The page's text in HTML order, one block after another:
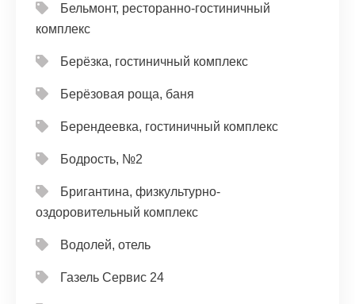
Бельмонт, ресторанно-гостиничный
комплекс
Берёзка, гостиничный комплекс
Берёзовая роща, баня
Берендеевка, гостиничный комплекс
Бодрость, №2
Бригантина, физкультурно-
оздоровительный комплекс
Водолей, отель
Газель Сервис 24